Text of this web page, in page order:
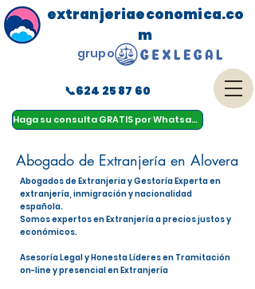
Haga su consulta GRATIS por Whatsapp
menu
extranjeriaeconomica.co
m
📞624 25 87 60
grupo
Abogado de Extranjería en Alovera
Abogados de Extranjeria y Gestoría Experta en
extranjería, inmigración y nacionalidad
española.
Somos expertos en Extranjería a precios justos y
económicos.
Asesoría Legal y Honesta Líderes en Tramitación
on-line y presencial en Extranjería